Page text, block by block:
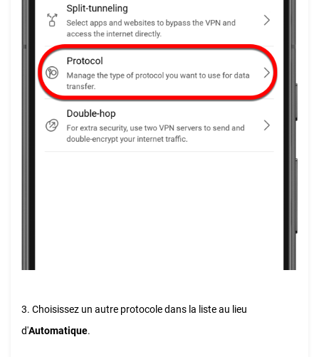
3. Choisissez un autre protocole dans la liste au lieu
d'Automatique.